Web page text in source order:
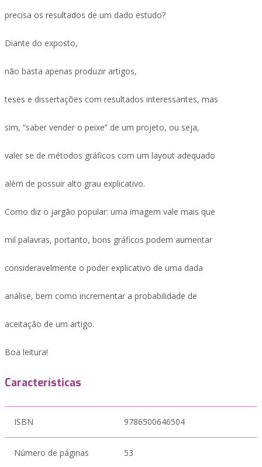
precisa os resultados de um dado estudo?
Diante do exposto,
não basta apenas produzir artigos,
teses e dissertações com resultados interessantes, mas
sim, “saber vender o peixe” de um projeto, ou seja,
valer se de métodos gráficos com um layout adequado
além de possuir alto grau explicativo.
Como diz o jargão popular: uma imagem vale mais que
mil palavras, portanto, bons gráficos podem aumentar
consideravelmente o poder explicativo de uma dada
análise, bem como incrementar a probabilidade de
aceitação de um artigo.
Boa leitura!
Características
ISBN 9786500646504
Número de páginas 53